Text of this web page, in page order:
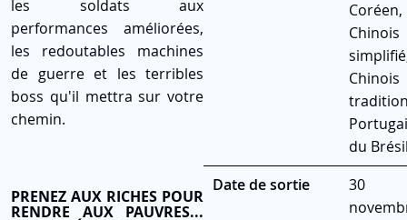
les soldats aux
performances améliorées,
les redoutables machines
de guerre et les terribles
boss qu'il mettra sur votre
chemin.
PRENEZ AUX RICHES POUR
RENDRE AUX PAUVRES...
Coréen,
Chinois
Chinois
du
Date de sortie
30